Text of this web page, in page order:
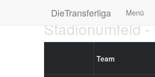
DieTransferliga Menü
Stadionumfeld
Team